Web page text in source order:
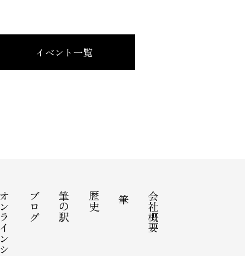
イベント一覧
会社概要
筆
歴史
筆の駅
ブログ